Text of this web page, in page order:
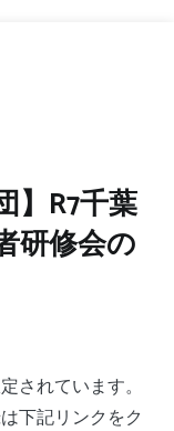
】R7千葉
研修会の
されています。
下記リンクをク